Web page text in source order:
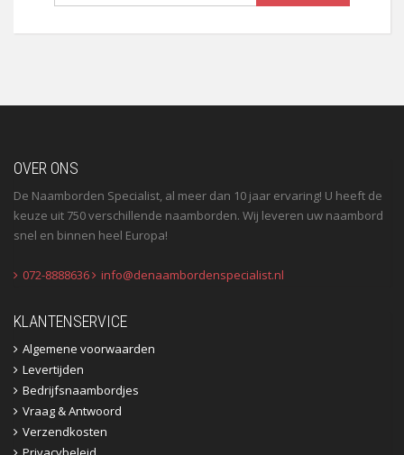
OVER ONS
De Naamborden Specialist, al meer dan 10 jaar ervaring! U heeft de
keuze uit 750 verschillende naamborden. Wij leveren uw naambord
snel en binnen heel Europa!
072-8888636 info@denaambordenspecialist.nl
KLANTENSERVICE
Algemene voorwaarden
Levertijden
Bedrijfsnaambordjes
Vraag & Antwoord
Verzendkosten